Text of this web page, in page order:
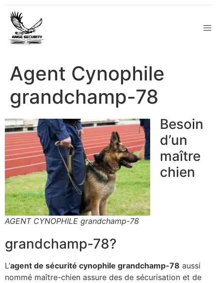
Agent Cynophile
grandchamp-78
AGENT CYNOPHILE grandchamp-78
Besoin
d’un
maître
chien
grandchamp-78?
L’agent de sécurité cynophile grandchamp-78 aussi
nommé maître-chien assure des de sécurisation et de